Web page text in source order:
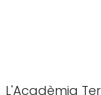
L'Acadèmia